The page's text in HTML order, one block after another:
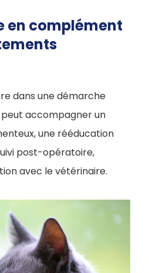
en complément
dans une démarche
peut accompagner un
une rééducation
post-opératoire,
avec le vétérinaire.